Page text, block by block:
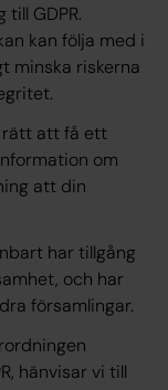
GDPR.
kan följa med i
minska riskerna
rätt att få ett
om
att din
har tillgång
och har
församlingar.
hänvisar vi till